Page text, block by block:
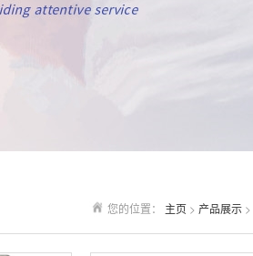
您的位置： 主页 > 产品展示 >